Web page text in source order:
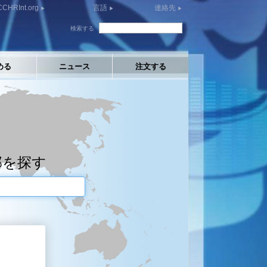
言語 連絡先
検索する
る ニュース 注文する
探す